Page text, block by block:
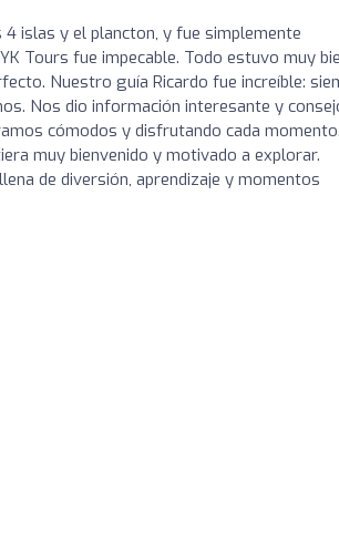
islas y el plancton, y fue simplemente
Tours fue impecable. Todo estuvo muy
Nuestro guía Ricardo fue increíble:
Nos dio información interesante y
cómodos y disfrutando cada
muy bienvenido y motivado a explorar.
de diversión, aprendizaje y momentos